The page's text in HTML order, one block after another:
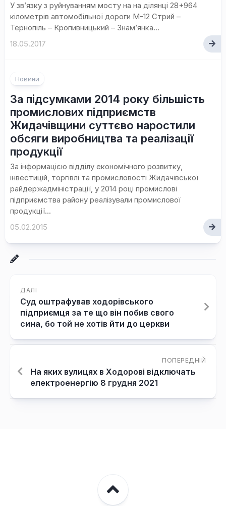
У зв’язку з руйнуванням мосту на на ділянці 28+964
кілометрів автомобільної дороги М-12 Стрий –
Тернопіль – Кропивницький – Знам’янка...
18.05.2017
Новини
За підсумками 2014 року більшість
промислових підприємств
Жидачівщини суттєво наростили
обсяги виробництва та реалізації
продукції
За інформацією відділу економічного розвитку,
інвестицій, торгівлі та промисловості Жидачівської
райдержадміністрації, у 2014 році промислові
підприємства району реалізували промислової
продукції...
05.02.2015
ДАЛІ
Суд оштрафував ходорівського
підприємця за те що він побив свого
сина, бо той не хотів йти до церкви
ПОПЕРЕДНІЙ
На яких вулицях в Ходорові відключать
електроенергію 8 грудня 2021